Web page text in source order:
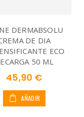
DERMABSOLU
DE DIA
ECO
50 ML
45,90 €
AÑADIR